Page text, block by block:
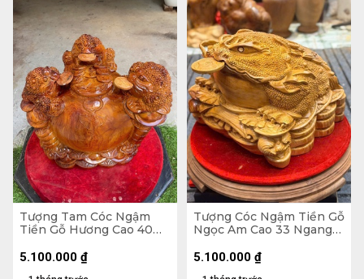
Tượng Tam Cóc Ngậm
Tiền Gỗ Hương Cao 40
5.100.000 ₫
Tượng Cóc Ngậm Tiền Gỗ
Ngọc Am Cao 33 Ngang
5.100.000 ₫